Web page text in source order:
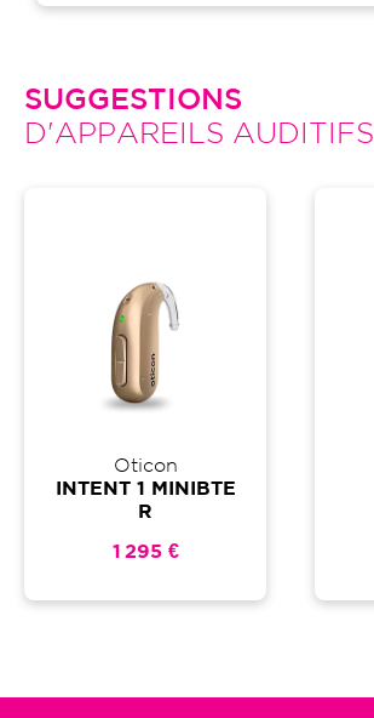
SUGGESTIONS
D'APPAREILS AUDITIFS
Oticon
INTENT 1 MINIBTE
R
1 295 €